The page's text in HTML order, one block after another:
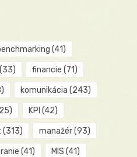
(41)
(33) financie (71)
komunikácia (243)
KPI (42)
(313) manažér(93)
(41) MIS (41)